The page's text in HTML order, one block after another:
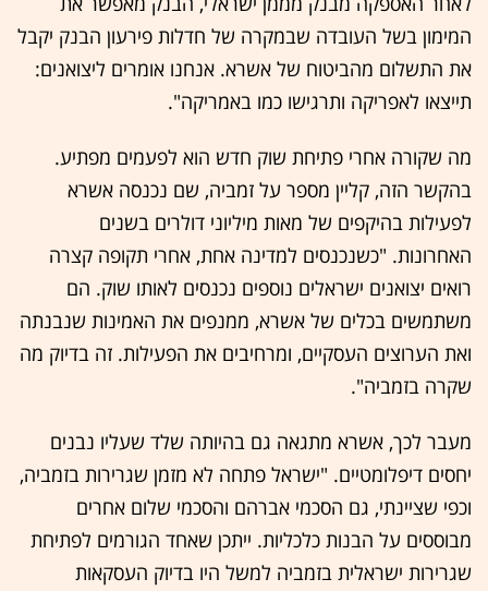
המימון בשל העובדה שבמקרה של חדלות פירעון הבנק יקבל
את התשלום מהביטוח של אשרא. אנחנו אומרים ליצואנים:
תייצאו לאפריקה ותרגישו כמו באמריקה".
מה שקורה אחרי פתיחת שוק חדש הוא לפעמים מפתיע.
בהקשר הזה, קליין מספר על זמביה, שם נכנסה אשרא
לפעילות בהיקפים של מאות מיליוני דולרים בשנים
האחרונות. "כשנכנסים למדינה אחת, אחרי תקופה קצרה
רואים יצואנים ישראלים נוספים נכנסים לאותו שוק. הם
משתמשים בכלים של אשרא, ממנפים את האמינות שנבנתה
ואת הערוצים העסקיים, ומרחיבים את הפעילות. זה בדיוק מה
שקרה בזמביה".
מעבר לכך, אשרא מתגאה גם בהיותה שלד שעליו נבנים
יחסים דיפלומטיים. "ישראל פתחה לא מזמן שגרירות בזמביה,
וכפי שציינתי, גם הסכמי אברהם והסכמי שלום אחרים
מבוססים על הבנות כלכליות. ייתכן שאחד הגורמים לפתיחת
שגרירות ישראלית בזמביה למשל היו בדיוק העסקאות